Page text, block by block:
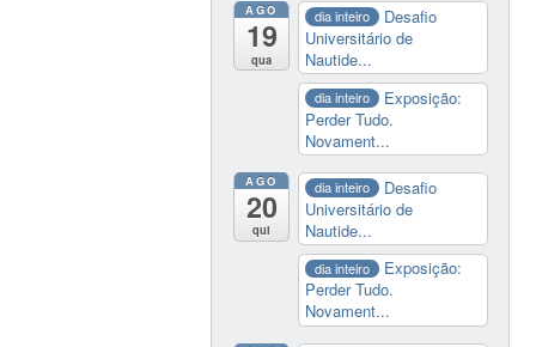
AGO
19
qua
dia inteiro
Desafio
Universitário de
Nautide...
dia inteiro
Exposição:
Perder Tudo.
Novament...
AGO
20
qui
dia inteiro
Desafio
Universitário de
Nautide...
dia inteiro
Exposição:
Perder Tudo.
Novament...